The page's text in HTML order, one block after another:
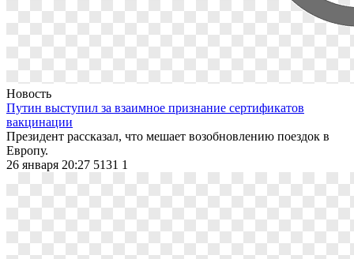
Новость
Путин выступил за взаимное признание сертификатов
вакцинации
Президент рассказал, что мешает возобновлению поездок в
Европу.
26 января 20:27 5131 1